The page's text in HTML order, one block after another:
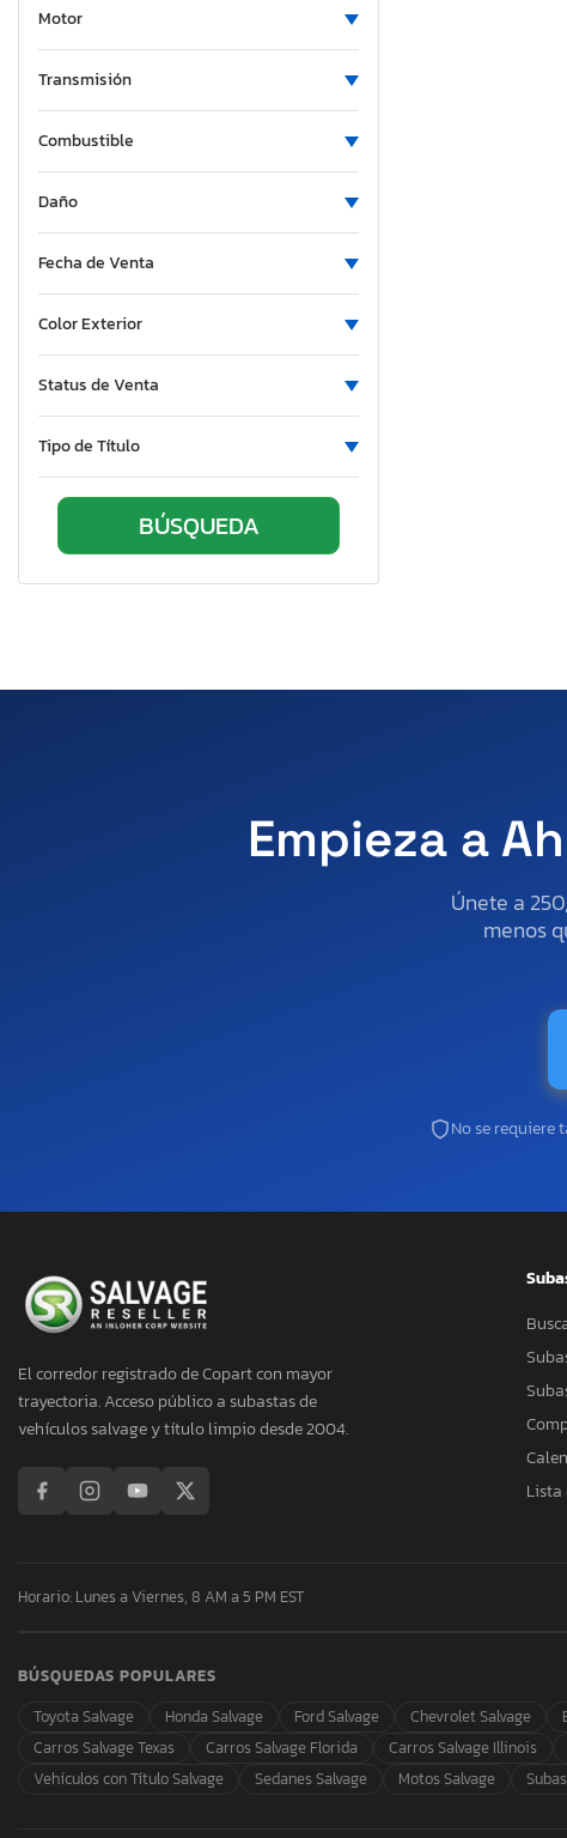
Motor
Transmisión
Combustible
Daño
Fecha de Venta
Color Exterior
Status de Venta
Tipo de Título
Empieza a
Únete a
menos
No se requiere
El corredor registrado de Copart con mayor
trayectoria. Acceso público a subastas de
vehículos salvage y título limpio desde 2004.
Lista
Horario: Lunes a Viernes, 8 AM a 5 PM EST
BÚSQUEDAS POPULARES
Toyota Salvage
Honda Salvage Ford Salvage Chevrolet Salvage
Carros Salvage Texas
Carros Salvage Florida Carros Salvage Illinois
Vehículos con Título Salvage
Sedanes Salvage Motos Salvage